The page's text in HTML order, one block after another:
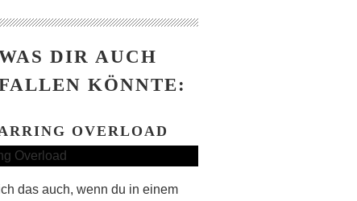
DIR AUCH
KÖNNTE:
OVERLOAD
das auch, wenn du in einem